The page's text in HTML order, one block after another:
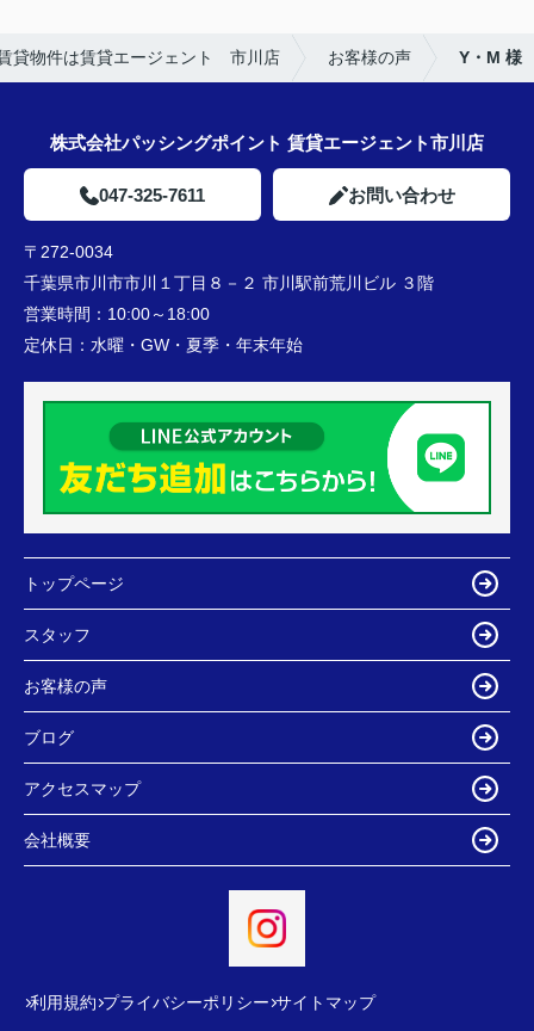
貸物件は賃貸エージェント 市川店 お客様の声 Y・M 様
株式会社パッシングポイント 賃貸エージェント市川店
047-325-7611 お問い合わせ
〒272-0034
千葉県市川市市川１丁目８－２ 市川駅前荒川ビル ３階
営業時間： 10:00～18:00
定休日： 水曜・GW・夏季・年末年始
トップページ
スタッフ
お客様の声
ブログ
アクセスマップ
会社概要
利用規約 プライバシーポリシー サイトマップ